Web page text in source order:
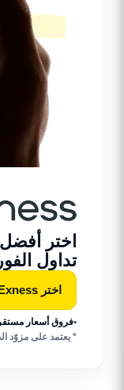
اختر
تداول
اختر Exness
•فروق أسعار
* يعتمد على مزوّد